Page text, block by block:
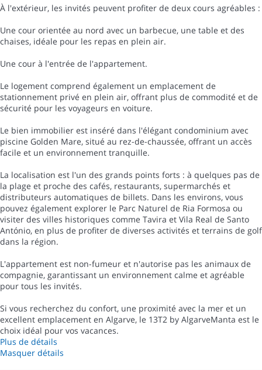
À l'extérieur, les invités peuvent profiter de deux cours agréables :
Une cour orientée au nord avec un barbecue, une table et des
chaises, idéale pour les repas en plein air.
Une cour à l'entrée de l'appartement.
Le logement comprend également un emplacement de
stationnement privé en plein air, offrant plus de commodité et de
sécurité pour les voyageurs en voiture.
Le bien immobilier est inséré dans l'élégant condominium avec
piscine Golden Mare, situé au rez-de-chaussée, offrant un accès
facile et un environnement tranquille.
La localisation est l'un des grands points forts : à quelques pas de
la plage et proche des cafés, restaurants, supermarchés et
distributeurs automatiques de billets. Dans les environs, vous
pouvez également explorer le Parc Naturel de Ria Formosa ou
visiter des villes historiques comme Tavira et Vila Real de Santo
António, en plus de profiter de diverses activités et terrains de golf
dans la région.
L'appartement est non-fumeur et n'autorise pas les animaux de
compagnie, garantissant un environnement calme et agréable
pour tous les invités.
Si vous recherchez du confort, une proximité avec la mer et un
excellent emplacement en Algarve, le 13T2 by AlgarveManta est le
choix idéal pour vos vacances.
Plus de détails
Masquer détails